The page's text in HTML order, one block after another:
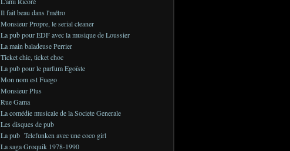
Il fait beau dans l'métro
Monsieur Propre, le serial cleaner
La pub pour EDF avec la musique de Loussier
La main baladeuse Perrier
Ticket chic, ticket choc
La pub pour le parfum Egoïste
Mon nom est Fuego
Monsieur Plus
Rue Gama
La comédie musicale de la Societe Generale
Les disques de pub
La pub Telefunken avec une coco girl
La saga Groquik 1978-1990